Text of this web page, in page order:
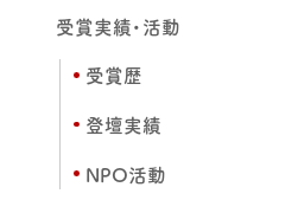
受賞実績・活動
受賞歴
登壇実績
NPO活動